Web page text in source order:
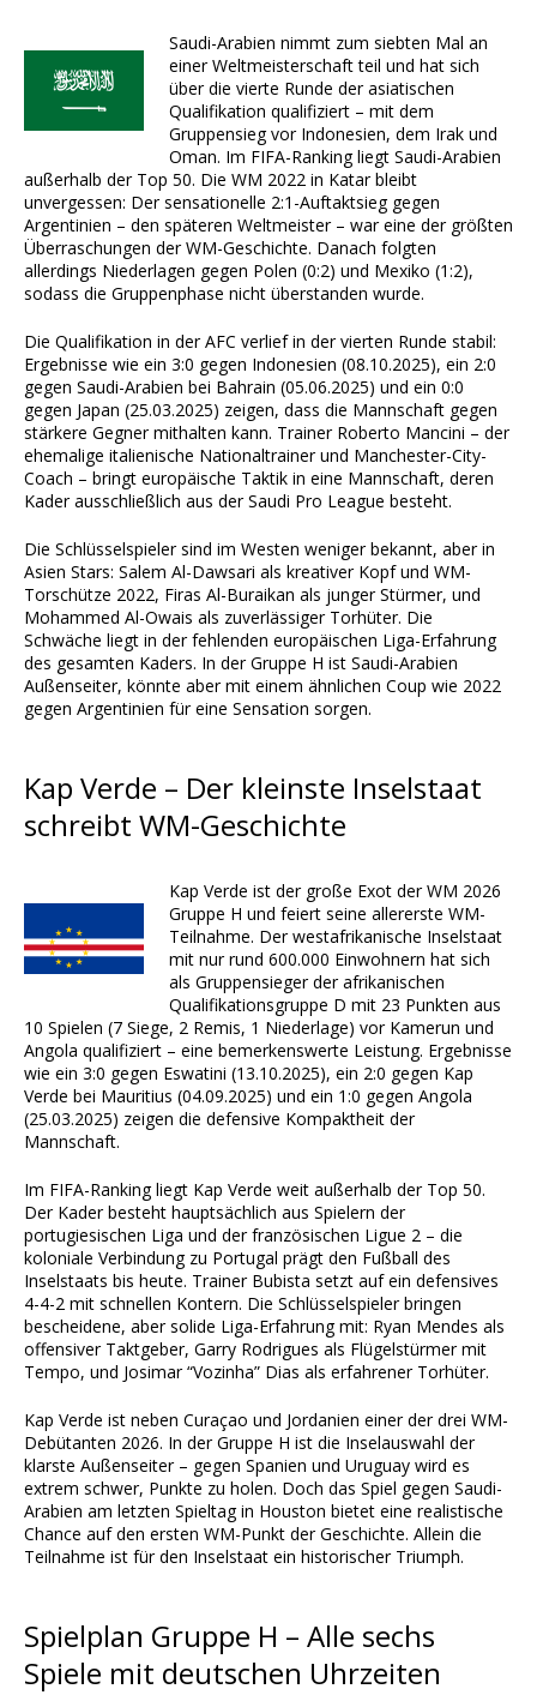
Saudi-Arabien nimmt zum siebten Mal an
einer Weltmeisterschaft teil und hat sich
über die vierte Runde der asiatischen
Qualifikation qualifiziert – mit dem
Gruppensieg vor Indonesien, dem Irak und
Oman. Im FIFA-Ranking liegt Saudi-Arabien
außerhalb der Top 50. Die WM 2022 in Katar bleibt
unvergessen: Der sensationelle 2:1-Auftaktsieg gegen
Argentinien – den späteren Weltmeister – war eine der größten
Überraschungen der WM-Geschichte. Danach folgten
allerdings Niederlagen gegen Polen (0:2) und Mexiko (1:2),
sodass die Gruppenphase nicht überstanden wurde.
Die Qualifikation in der AFC verlief in der vierten Runde stabil:
Ergebnisse wie ein 3:0 gegen Indonesien (08.10.2025), ein 2:0
gegen Saudi-Arabien bei Bahrain (05.06.2025) und ein 0:0
gegen Japan (25.03.2025) zeigen, dass die Mannschaft gegen
stärkere Gegner mithalten kann. Trainer Roberto Mancini – der
ehemalige italienische Nationaltrainer und Manchester-City-
Coach – bringt europäische Taktik in eine Mannschaft, deren
Kader ausschließlich aus der Saudi Pro League besteht.
Die Schlüsselspieler sind im Westen weniger bekannt, aber in
Asien Stars: Salem Al-Dawsari als kreativer Kopf und WM-
Torschütze 2022, Firas Al-Buraikan als junger Stürmer, und
Mohammed Al-Owais als zuverlässiger Torhüter. Die
Schwäche liegt in der fehlenden europäischen Liga-Erfahrung
des gesamten Kaders. In der Gruppe H ist Saudi-Arabien
Außenseiter, könnte aber mit einem ähnlichen Coup wie 2022
gegen Argentinien für eine Sensation sorgen.
Kap Verde – Der kleinste Inselstaat
schreibt WM-Geschichte
Kap Verde ist der große Exot der WM 2026
Gruppe H und feiert seine allererste WM-
Teilnahme. Der westafrikanische Inselstaat
mit nur rund 600.000 Einwohnern hat sich
als Gruppensieger der afrikanischen
Qualifikationsgruppe D mit 23 Punkten aus
10 Spielen (7 Siege, 2 Remis, 1 Niederlage) vor Kamerun und
Angola qualifiziert – eine bemerkenswerte Leistung. Ergebnisse
wie ein 3:0 gegen Eswatini (13.10.2025), ein 2:0 gegen Kap
Verde bei Mauritius (04.09.2025) und ein 1:0 gegen Angola
(25.03.2025) zeigen die defensive Kompaktheit der
Mannschaft.
Im FIFA-Ranking liegt Kap Verde weit außerhalb der Top 50.
Der Kader besteht hauptsächlich aus Spielern der
portugiesischen Liga und der französischen Ligue 2 – die
koloniale Verbindung zu Portugal prägt den Fußball des
Inselstaats bis heute. Trainer Bubista setzt auf ein defensives
4-4-2 mit schnellen Kontern. Die Schlüsselspieler bringen
bescheidene, aber solide Liga-Erfahrung mit: Ryan Mendes als
offensiver Taktgeber, Garry Rodrigues als Flügelstürmer mit
Tempo, und Josimar “Vozinha” Dias als erfahrener Torhüter.
Kap Verde ist neben Curaçao und Jordanien einer der drei WM-
Debütanten 2026. In der Gruppe H ist die Inselauswahl der
klarste Außenseiter – gegen Spanien und Uruguay wird es
extrem schwer, Punkte zu holen. Doch das Spiel gegen Saudi-
Arabien am letzten Spieltag in Houston bietet eine realistische
Chance auf den ersten WM-Punkt der Geschichte. Allein die
Teilnahme ist für den Inselstaat ein historischer Triumph.
Spielplan Gruppe H – Alle sechs
Spiele mit deutschen Uhrzeiten